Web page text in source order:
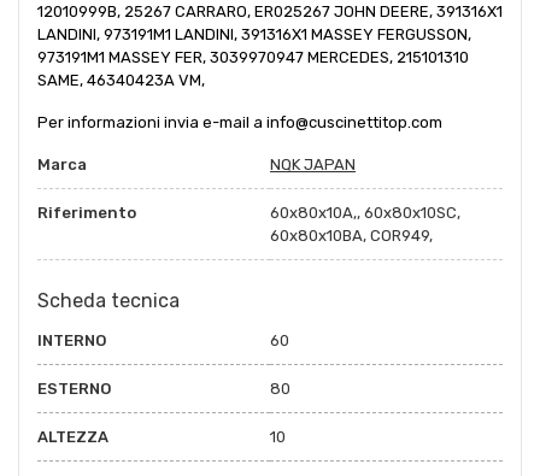
12010999B, 25267 CARRARO, ER025267 JOHN DEERE, 391316X1
LANDINI, 973191M1 LANDINI, 391316X1 MASSEY FERGUSSON,
973191M1 MASSEY FER, 3039970947 MERCEDES, 215101310
SAME, 46340423A VM,
Per informazioni invia e-mail a info@cuscinettitop.com
Marca NQK JAPAN
Riferimento
60x80x10A,, 60x80x10SC,
60x80x10BA, COR949,
Scheda tecnica
INTERNO 60
ESTERNO 80
ALTEZZA 10